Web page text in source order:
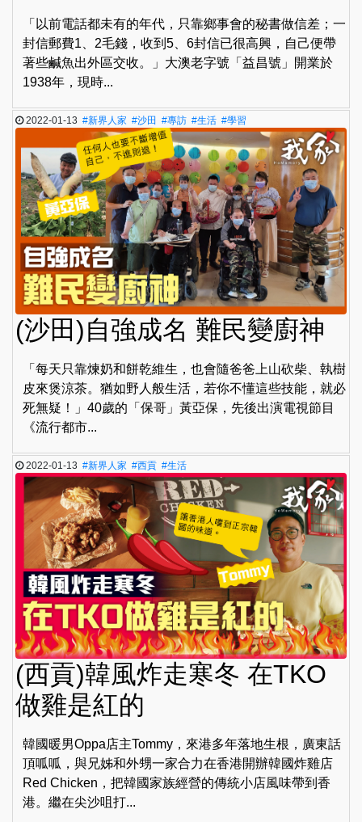
「以前電話都未有的年代，只靠鄉事會的秘書做信差；一
封信郵費1、2毛錢，收到5、6封信已很高興，自己便帶
著些鹹魚出外區交收。」大澳老字號「益昌號」開業於
1938年，現時...
2022-01-13#新界人家 #沙田 #專訪 #生活 #學習
(沙田)自強成名 難民變廚神
「每天只靠煉奶和餅乾維生，也會隨爸爸上山砍柴、執樹
皮來煲涼茶。猶如野人般生活，若你不懂這些技能，就必
死無疑！」40歲的「保哥」黃亞保，先後出演電視節目
《流行都市...
2022-01-13#新界人家 #西貢 #生活
(西貢)韓風炸走寒冬 在TKO
做雞是紅的
韓國暖男Oppa店主Tommy，來港多年落地生根，廣東話
頂呱呱，與兄姊和外甥一家合力在香港開辦韓國炸雞店
Red Chicken，把韓國家族經營的傳統小店風味帶到香
港。繼在尖沙咀打...